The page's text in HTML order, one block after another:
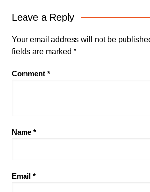
Leave a Reply
Your email address will not be
fields are marked *
Comment *
Name *
Email *